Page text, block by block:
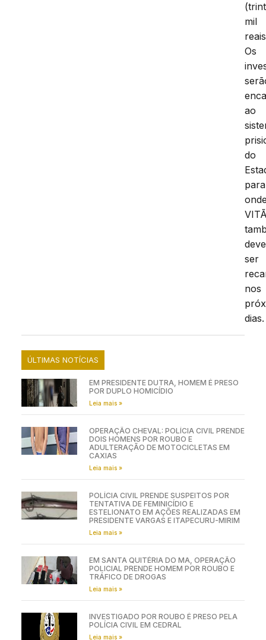
mil
Os
ao
do
para
ser
nos
dias.
ÚLTIMAS NOTÍCIAS
EM PRESIDENTE DUTRA, HOMEM É PRESO
POR DUPLO HOMICÍDIO
Leia mais »
OPERAÇÃO CHEVAL: POLÍCIA CIVIL PRENDE
DOIS HOMENS POR ROUBO E
ADULTERAÇÃO DE MOTOCICLETAS EM
CAXIAS
Leia mais »
POLÍCIA CIVIL PRENDE SUSPEITOS POR
TENTATIVA DE FEMINICÍDIO E
ESTELIONATO EM AÇÕES REALIZADAS EM
PRESIDENTE VARGAS E ITAPECURU-MIRIM
Leia mais »
EM SANTA QUITÉRIA DO MA, OPERAÇÃO
POLICIAL PRENDE HOMEM POR ROUBO E
TRÁFICO DE DROGAS
Leia mais »
INVESTIGADO POR ROUBO É PRESO PELA
POLÍCIA CIVIL EM CEDRAL
Leia mais »